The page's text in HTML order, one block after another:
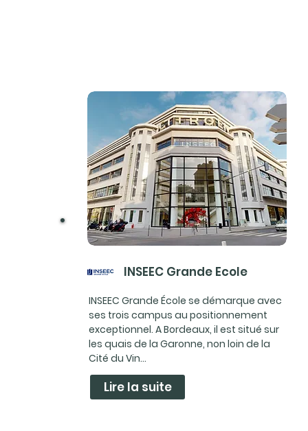
INSEEC Grande Ecole
INSEEC Grande École se démarque avec
ses trois campus au positionnement
exceptionnel. A Bordeaux, il est situé sur
les quais de la Garonne, non loin de la
Cité du Vin...
Lire la suite